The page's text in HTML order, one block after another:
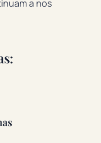
a nos